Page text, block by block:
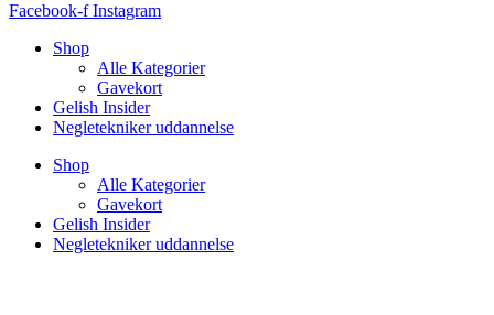
Facebook-f Instagram
Shop
Alle Kategorier
Gavekort
Gelish Insider
Negletekniker uddannelse
Shop
Alle Kategorier
Gavekort
Gelish Insider
Negletekniker uddannelse